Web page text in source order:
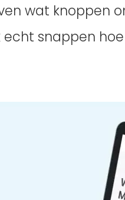
wat knoppen
snappen